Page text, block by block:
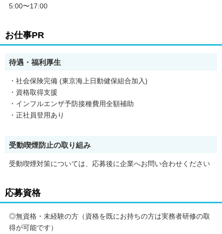
この時間があるからこそ自宅でお過ごしになれる方が居るんで
自宅で過ごしたい方は多く、1人でも多くその願いを叶える為に
も
安心のスタートを切りませんか？
充実のサポート体制と大手ならではの福利厚生で
多くの主婦スタッフが活躍中です！
毎年、全スタッフの満足度調査を実施☆
これからも働きやすい環境づくりに取り組んでいきます。
インフルエンザ予防接種手当など
スタッフの健康と安心をサポート！
5:00〜17:00
お仕事PR
待遇・福利厚生
・社会保険完備 (東京海上日動健保組合加入)
・資格取得支援
・インフルエンザ予防接種費用全額補助
・正社員登用あり
受動喫煙防止の取り組み
受動喫煙対策については、応募後に企業へお問い合わせください
応募資格
◎無資格・未経験の方（資格を既にお持ちの方は実務者研修の取
得が可能です）